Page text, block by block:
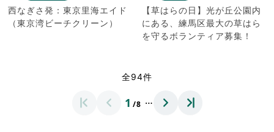
西なぎさ発：東京里海エイド
（東京湾ビーチクリーン）
【草はらの日】光が丘公園内
にある、練馬区最大の草はら
を守るボランティア募集！
全94件
1 /8 …